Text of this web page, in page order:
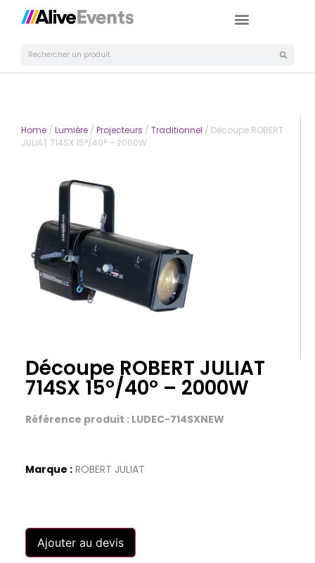
Home / Lumière / Projecteurs / Traditionnel / Découpe ROBERT
JULIAT 714SX 15°/40° – 2000W
Découpe ROBERT JULIAT
714SX 15°/40° – 2000W
Référence produit : LUDEC-714SXNEW
Marque : ROBERT JULIAT
Ajouter au devis